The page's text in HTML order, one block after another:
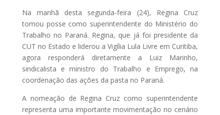
Na manhã desta segunda-feira (24), Regina Cruz
tomou posse como superintendente do Ministério do
Trabalho no Paraná. Regina, que já foi presidente da
CUT no Estado e liderou a Vigília Lula Livre em Curitiba,
agora responderá diretamente a Luiz Marinho,
sindicalista e ministro do Trabalho e Emprego, na
coordenação das ações da pasta no Paraná.
A nomeação de Regina Cruz como superintendente
representa uma importante movimentação no cenário